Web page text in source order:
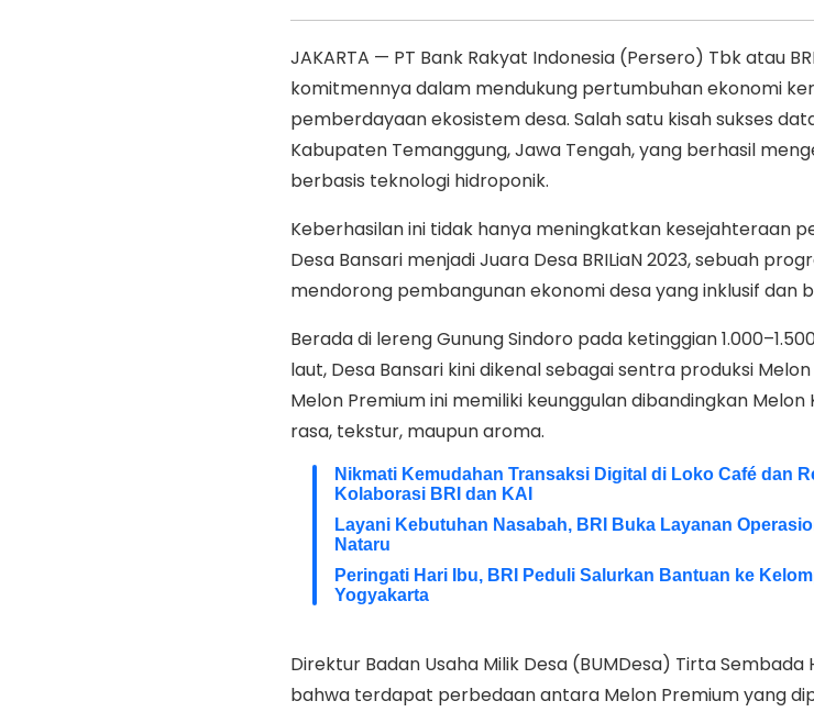
JAKARTA — PT Bank Rakyat Indonesia (Persero) Tbk atau
komitmennya dalam mendukung pertumbuhan ekonomi
pemberdayaan ekosistem desa. Salah satu kisah sukses
Kabupaten Temanggung, Jawa Tengah, yang berhasil
berbasis teknologi hidroponik.
Keberhasilan ini tidak hanya meningkatkan kesejahteraan
Desa Bansari menjadi Juara Desa BRILiaN 2023, sebuah
mendorong pembangunan ekonomi desa yang inklusif dan
Berada di lereng Gunung Sindoro pada ketinggian
laut, Desa Bansari kini dikenal sebagai sentra produksi
Melon Premium ini memiliki keunggulan dibandingkan Melon
rasa, tekstur, maupun aroma.
Nikmati Kemudahan Transaksi Digital di Loko Café dan
Kolaborasi BRI dan KAI
Layani Kebutuhan Nasabah, BRI Buka Layanan
Nataru
Peringati Hari Ibu, BRI Peduli Salurkan Bantuan ke
Yogyakarta
Direktur Badan Usaha Milik Desa (BUMDesa) Tirta
bahwa terdapat perbedaan antara Melon Premium yang